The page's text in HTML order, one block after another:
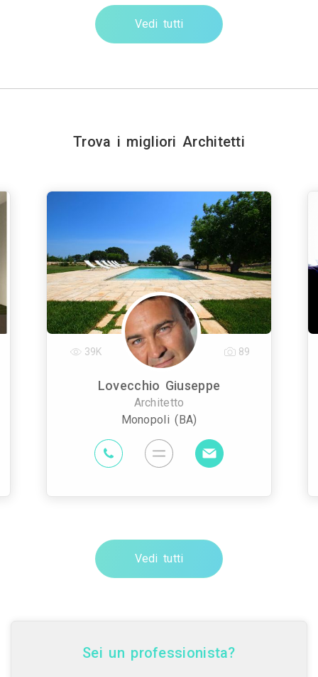
Vedi tutti
Trova i migliori Architetti
Lovecchio Giuseppe
Architetto
Monopoli (BA)
39K 89
Vedi tutti
Sei un professionista?